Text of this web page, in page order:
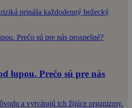
prináša každodenný bežecký
lupou. Prečo sú pre nás
a vytvárajú ich žijúce organizmy.